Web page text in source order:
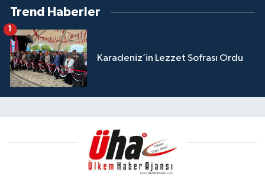
Trend Haberler
Karadeniz’in Lezzet Sofrası Ordu
1